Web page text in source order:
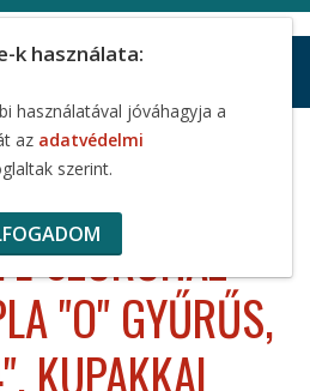
k használata:
használatával jóváhagyja a
az adatvédelmi
szerint.
dupla "O" gyűrűs, 10", 1/4",
kupakkal
SZŰRŐHÁZ
"O" GYŰRŰS,
KUPAKKAL